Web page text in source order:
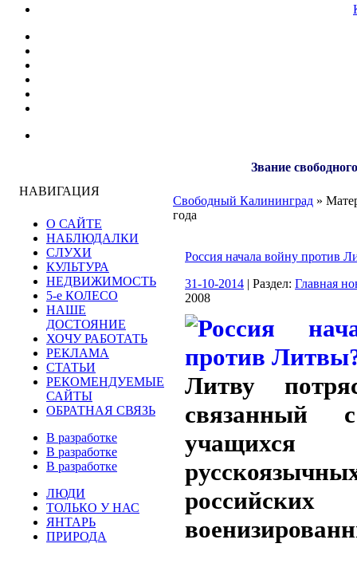
Звание
НАВИГАЦИЯ
О САЙТЕ
НАБЛЮДАЛКИ
СЛУХИ
КУЛЬТУРА
НЕДВИЖИМОСТЬ
5-е КОЛЕСО
НАШЕ
ДОСТОЯНИЕ
ХОЧУ РАБОТАТЬ
РЕКЛАМА
СТАТЬИ
РЕКОМЕНДУЕМЫЕ
САЙТЫ
ОБРАТНАЯ СВЯЗЬ
В разработке
В разработке
В разработке
ЛЮДИ
ТОЛЬКО У НАС
ЯНТАРЬ
ПРИРОДА
Свободный Калининград »
года
Россия начала войну против
31-10-2014 | Раздел: Главная
2008
Литву
связанный
учащихся
российских